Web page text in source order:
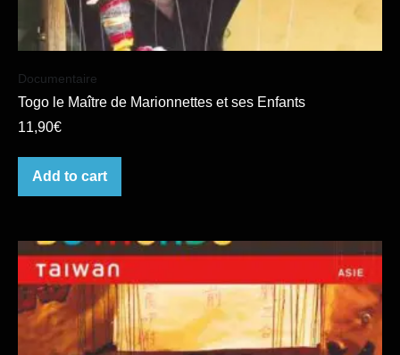
Documentaire
Togo le Maître de Marionnettes et ses Enfants
11,90€
Add to cart